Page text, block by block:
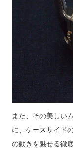
また、その美しい
に、ケースサイド
の動きを魅せる徹